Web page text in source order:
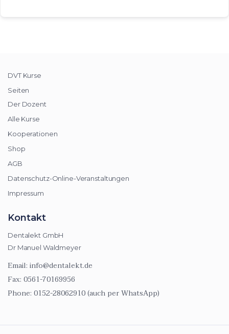
DVT Kurse
Seiten
Der Dozent
Alle Kurse
Kooperationen
Shop
AGB
Datenschutz-Online-Veranstaltungen
Impressum
Kontakt
Dentalekt GmbH
Dr Manuel Waldmeyer
Email: info@dentalekt.de
Fax: 0561-70169956
Phone: 0152-28062910 (auch per WhatsApp)